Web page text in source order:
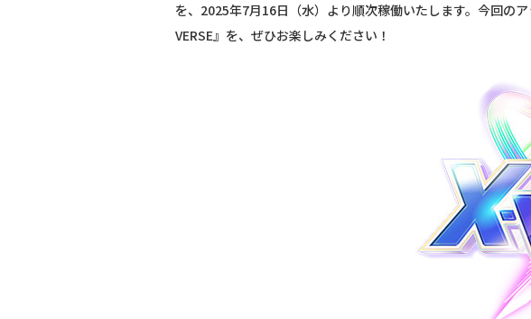
を、2025年7月16日（水）より順次稼働いたします。今回の
VERSE』を、ぜひお楽しみください！